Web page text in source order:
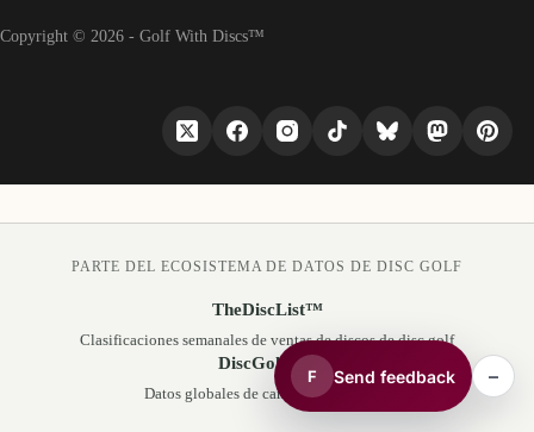
Copyright © 2026 - Golf With Discs™
F Send feedback –
PARTE DEL ECOSISTEMA DE DATOS DE DISC GOLF
TheDiscList™
Clasificaciones semanales de ventas de discos de disc golf
DiscGolfAPI
Datos globales de campos de disc golf